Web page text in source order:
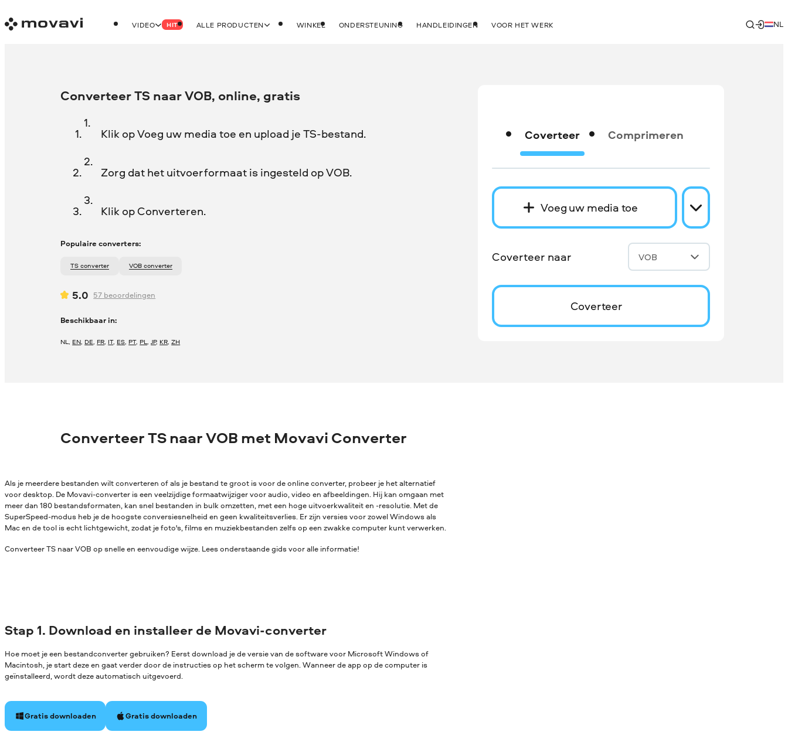
VIDEO HIT ALLE PRODUCTEN WINKEL ONDERSTEUNING HANDLEIDINGEN VOOR HET WERK NL
Converteer TS naar VOB, online, gratis
Klik op Voeg uw media toe en upload je TS-bestand.
Zorg dat het uitvoerformaat is ingesteld op VOB.
Klik op Converteren.
Populaire converters:
TS converter VOB converter
5.0 57 beoordelingen
Beschikbaar in:
NL, EN, DE, FR, IT, ES, PT, PL,JP, KR,ZH
Coverteer Comprimeren
Voeg uw media toe
Coverteer naar VOB
Coverteer
Converteer TS naar VOB met Movavi Converter
Als je meerdere bestanden wilt converteren of als je bestand te groot is voor de online converter, probeer je het alternatief
voor desktop. De Movavi-converter is een veelzijdige formaatwijziger voor audio, video en afbeeldingen. Hij kan omgaan met
meer dan 180 bestandsformaten, kan snel bestanden in bulk omzetten, met een hoge uitvoerkwaliteit en -resolutie. Met de
SuperSpeed-modus heb je de hoogste conversiesnelheid en geen kwaliteitsverlies. Er zijn versies voor zowel Windows als
Mac en de tool is echt lichtgewicht, zodat je foto's, films en muziekbestanden zelfs op een zwakke computer kunt verwerken.
Converteer TS naar VOB op snelle en eenvoudige wijze. Lees onderstaande gids voor alle informatie!
Stap 1. Download en installeer de Movavi-converter
Hoe moet je een bestandconverter gebruiken? Eerst download je de versie van de software voor Microsoft Windows of
Macintosh, je start deze en gaat verder door de instructies op het scherm te volgen. Wanneer de app op de computer is
geïnstalleerd, wordt deze automatisch uitgevoerd.
Gratis downloaden Gratis downloaden